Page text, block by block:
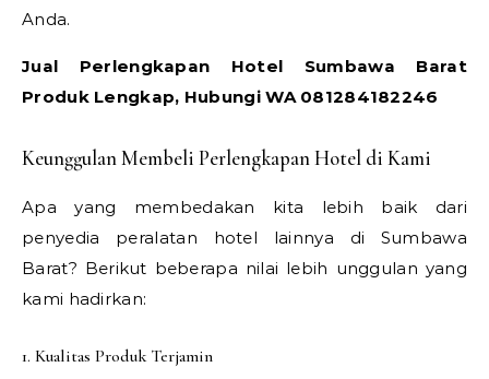
Anda.
Jual Perlengkapan Hotel Sumbawa Barat
Produk Lengkap, Hubungi WA 081284182246
Keunggulan Membeli Perlengkapan Hotel di Kami
Apa yang membedakan kita lebih baik dari
penyedia peralatan hotel lainnya di Sumbawa
Barat? Berikut beberapa nilai lebih unggulan yang
kami hadirkan:
1. Kualitas Produk Terjamin